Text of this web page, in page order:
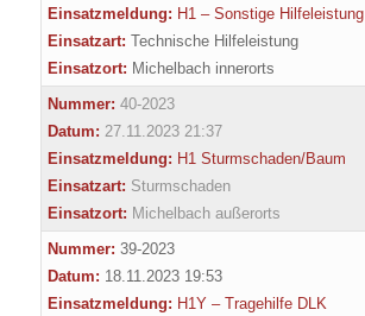
Einsatzmeldung: H1 – Sonstige Hilfeleistung
Einsatzart: Technische Hilfeleistung
Einsatzort: Michelbach innerorts
Nummer: 40-2023
Datum: 27.11.2023 21:37
Einsatzmeldung: H1 Sturmschaden/Baum
Einsatzart: Sturmschaden
Einsatzort: Michelbach außerorts
Nummer: 39-2023
Datum: 18.11.2023 19:53
Einsatzmeldung: H1Y – Tragehilfe DLK